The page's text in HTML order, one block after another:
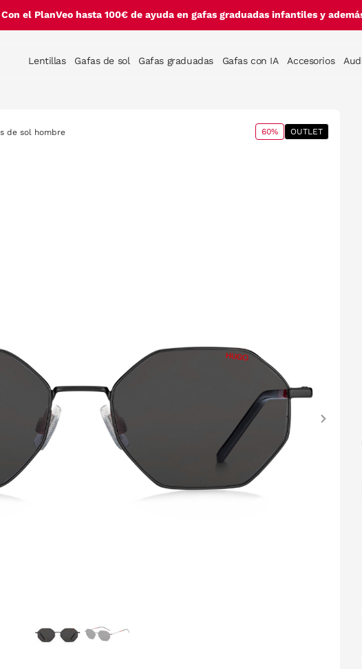
Con el PlanVeo hasta 100€ de ayuda en gafas graduadas infantiles y
Lentillas Gafas de sol Gafas graduadas Gafas con IA Accesorios
de sol hombre 60% OUTLET